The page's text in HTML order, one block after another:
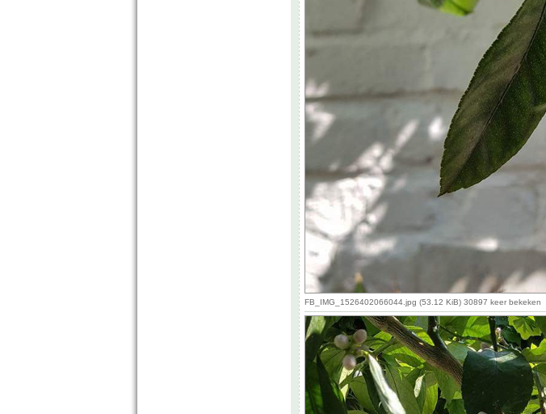
FB_IMG_1526402066044.jpg (53.12 KiB) 30897 keer bekeken